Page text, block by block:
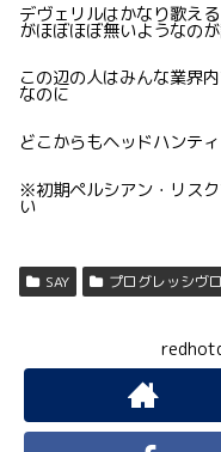
デヴェリルはかなり歌え
がほぼほぼ無いようなの
この辺の人はみんな業界
なのに
どこからもヘッドハンテ
※初期ペルシアン・リス
い
SAY プログレッシヴ